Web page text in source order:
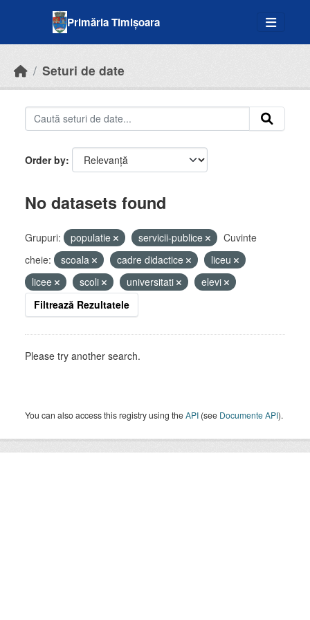
Primăria Timișoara
Seturi de date
Order by
No datasets found
Grupuri: populatie servicii-publice
Cuvinte
cheie:
scoala cadre didactice
liceu
licee
scoli universitati
elevi
Filtrează Rezultatele
Please try another search.
You can also access this registry using theAPI (see Documente API).